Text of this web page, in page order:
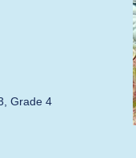
Grade 4